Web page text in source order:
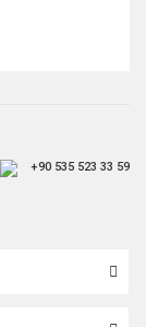
+90 535 523 33 59